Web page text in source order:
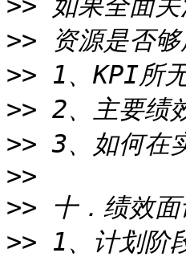
>>
>>
>>
>>
>>
>>
>>
>>